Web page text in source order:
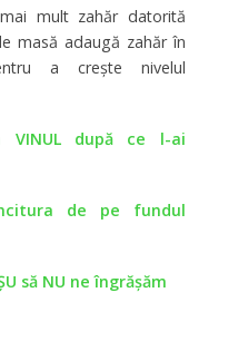
mult zahăr datorită
masă adaugă zahăr în
a creşte nivelul
după ce l-ai
de pe fundul
să NU ne îngrășăm